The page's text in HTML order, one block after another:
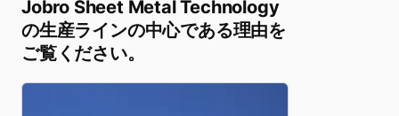
Jobro Sheet Metal Technology
の生産ラインの中心である理由を
ご覧ください。